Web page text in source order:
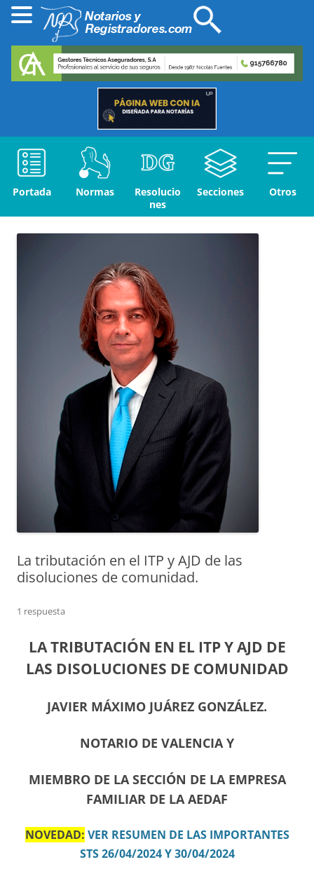
Portada Normas
Resolucio
nes
Secciones Otros
La tributación en el ITP y AJD de las
disoluciones de comunidad.
1 respuesta
LA TRIBUTACIÓN EN EL ITP Y AJD DE
LAS DISOLUCIONES DE COMUNIDAD
JAVIER MÁXIMO JUÁREZ GONZÁLEZ.
NOTARIO DE VALENCIA Y
MIEMBRO DE LA SECCIÓN DE LA EMPRESA
FAMILIAR DE LA AEDAF
NOVEDAD: VER RESUMEN DE LAS IMPORTANTES
STS 26/04/2024 Y 30/04/2024